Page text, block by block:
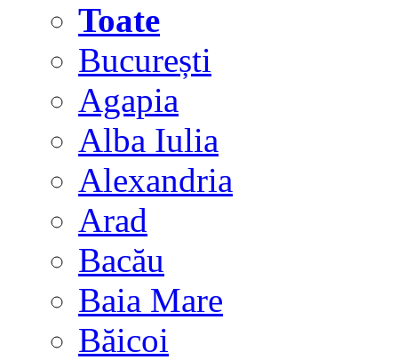
Toate
București
Agapia
Alba Iulia
Alexandria
Arad
Bacău
Baia Mare
Băicoi